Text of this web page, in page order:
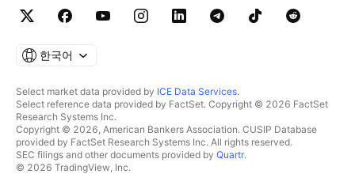
한국어
Select market data provided by ICE Data Services.
Select reference data provided by FactSet. Copyright © 2026 FactSet
Research Systems Inc.
Copyright © 2026, American Bankers Association. CUSIP Database
provided by FactSet Research Systems Inc. All rights reserved.
SEC filings and other documents provided by Quartr.
© 2026 TradingView, Inc.